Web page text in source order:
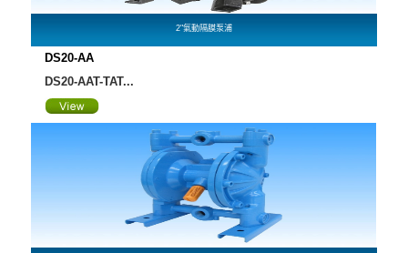
2"氣動隔膜泵浦
DS20-AA
DS20-AAT-TAT...